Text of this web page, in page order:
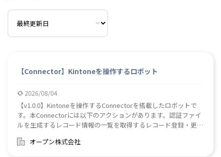
【Connector】Kintoneを操作するロボット
2026/08/04
【v1.0.0】Kintoneを操作するConnectorを搭載したロボットで
す。本Connectorには以下のアクションがあります。認証ファイ
ルを生成するレコード情報の一覧を取得するレコード登録・更新
するレコードにコメントを新規投稿するファイルアップロードフ
オープン株式会社